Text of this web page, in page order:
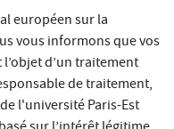
européen sur la
vous informons que vos
d’un traitement
de traitement,
l'université Paris-Est